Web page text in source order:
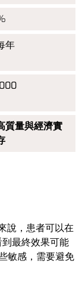
年
質量與經濟實
說，患者可以在
最終效果可能
敏感，需要避免